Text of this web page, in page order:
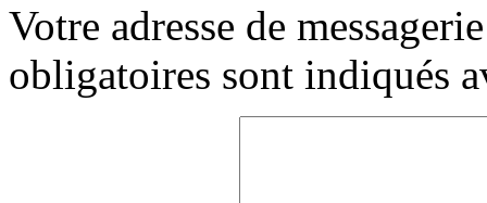
Votre adresse de
obligatoires sont indiqués